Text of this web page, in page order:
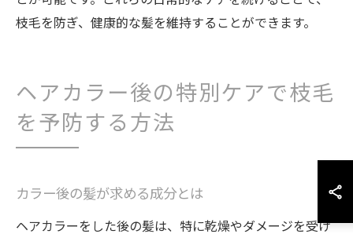
枝毛を防ぎ、健康的な髪を維持することができます。
ヘアカラー後の特別ケアで枝毛
を予防する方法
カラー後の髪が求める成分とは
ヘアカラーをした後の髪は、特に乾燥やダメージを受け